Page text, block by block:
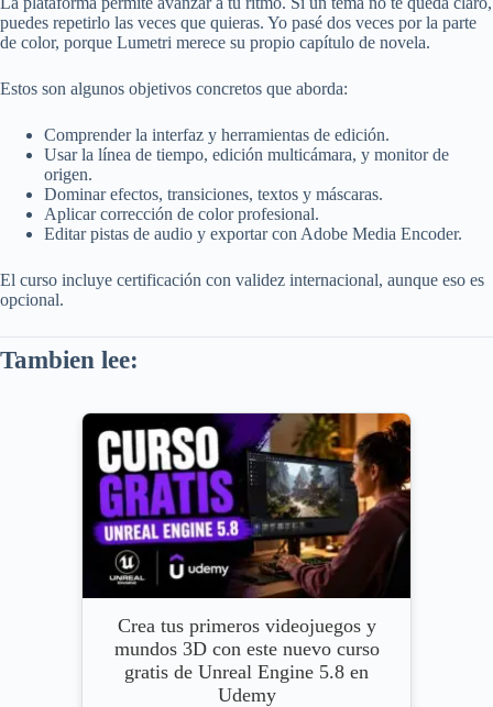
puedes repetirlo las veces que quieras. Yo pasé dos veces por la parte
de color, porque Lumetri merece su propio capítulo de novela.
Estos son algunos objetivos concretos que aborda:
Comprender la interfaz y herramientas de edición.
Usar la línea de tiempo, edición multicámara, y monitor de
origen.
Dominar efectos, transiciones, textos y máscaras.
Aplicar corrección de color profesional.
Editar pistas de audio y exportar con Adobe Media Encoder.
El curso incluye certificación con validez internacional, aunque eso es
opcional.
Tambien lee:
Crea tus primeros videojuegos y
mundos 3D con este nuevo curso
gratis de Unreal Engine 5.8 en
Udemy